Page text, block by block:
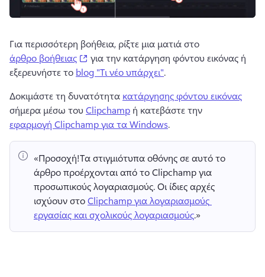
Για περισσότερη βοήθεια, ρίξτε μια ματιά στο
άρθρο βοήθειας
(opens in a new tab)
για την κατάργηση φόντου εικόνας ή
εξερευνήστε το blog "Τι νέο υπάρχει".
Δοκιμάστε τη δυνατότητα κατάργησης φόντου εικόνας
σήμερα μέσω του Clipchamp ή κατεβάστε την
εφαρμογή Clipchamp για τα Windows.
«Προσοχή!Τα στιγμιότυπα οθόνης σε αυτό το
άρθρο προέρχονται από το Clipchamp για
προσωπικούς λογαριασμούς. Οι ίδιες αρχές
ισχύουν στο Clipchamp για λογαριασμούς
εργασίας και σχολικούς λογαριασμούς.»